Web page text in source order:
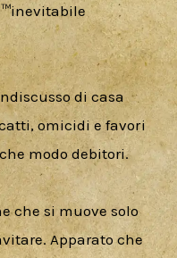
di casa
omicidi e favori
modo debitori.
che si muove solo
Apparato che